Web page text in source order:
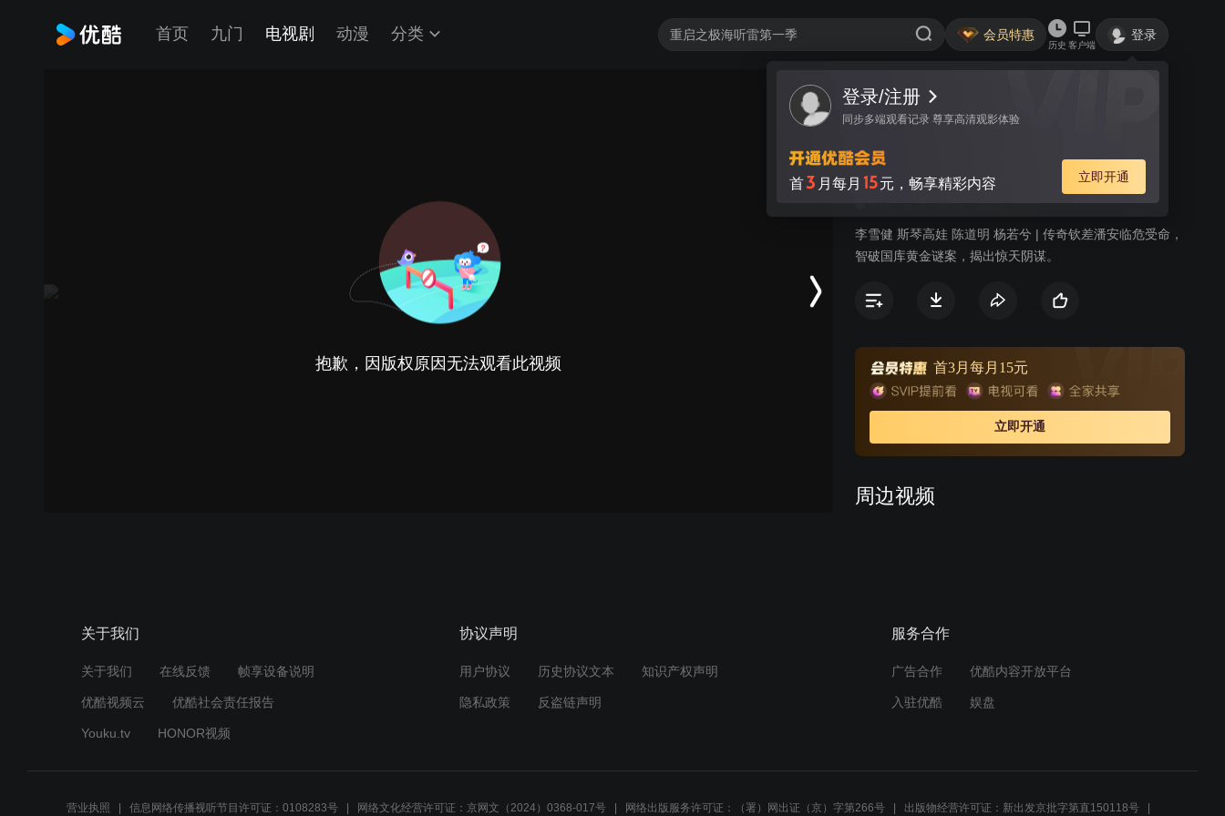
首页 九门 电视剧 动漫 分类 会员特惠
历史 客户端
登录
登录/注册
同步多端观看记录 尊享高清观影体验
首3 月每月 15元，畅享精彩内容 立即开通
抱歉，因版权原因无法观看此视频
视频 讨论
尚方宝剑
喜剧
李雪健 斯琴高娃 陈道明 杨若兮 | 传奇钦差潘安临危受命，
智破国库黄金谜案，揭出惊天阴谋。
首3月每月15元
立即开通
周边视频
01:17
关于我们
关于我们 在线反馈 帧享设备说明
优酷视频云 优酷社会责任报告
Youku.tv HONOR视频
协议声明
用户协议 历史协议文本 知识产权声明
隐私政策 反盗链声明
服务合作
广告合作 优酷内容开放平台
入驻优酷 娱盘
营业执照 信息网络传播视听节目许可证：0108283号 网络文化经营许可证：京网文（2024）0368-017号 网络出版服务许可证：（署）网出证（京）字第266号 出版物经营许可证：新出发京批字第直150118号